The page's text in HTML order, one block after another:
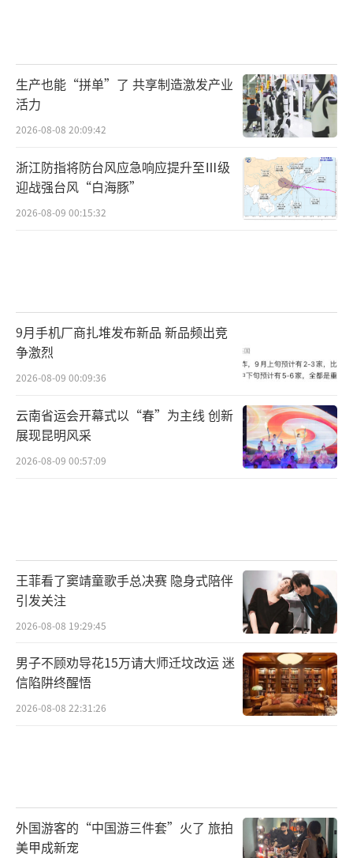
生产也能“拼单”了 共享制造激发产业
活力
2026-08-08 20:09:42
浙江防指将防台风应急响应提升至Ⅲ级
迎战强台风“白海豚”
2026-08-09 00:15:32
9月手机厂商扎堆发布新品 新品频出竞
争激烈
2026-08-09 00:09:36
云南省运会开幕式以“春”为主线 创新
展现昆明风采
2026-08-09 00:57:09
王菲看了窦靖童歌手总决赛 隐身式陪伴
引发关注
2026-08-08 19:29:45
男子不顾劝导花15万请大师迁坟改运 迷
信陷阱终醒悟
2026-08-08 22:31:26
外国游客的“中国游三件套”火了 旅拍
美甲成新宠